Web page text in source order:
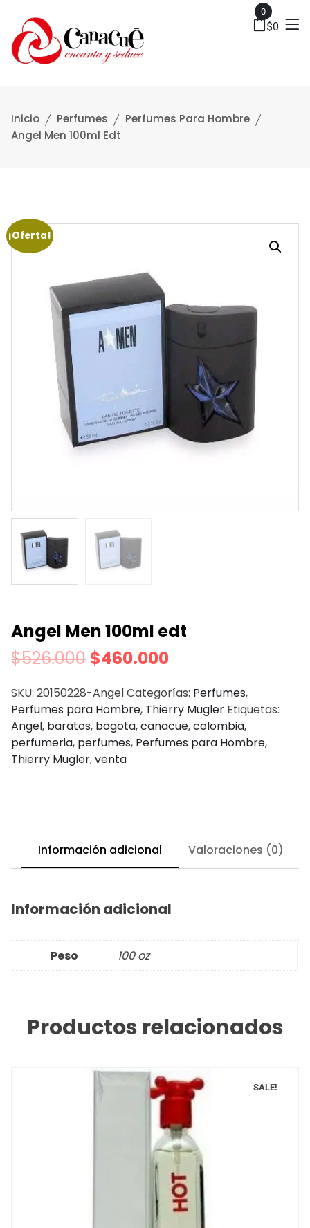
0
$0
Inicio Perfumes
Perfumes Para Hombre
Angel Men 100ml Edt
¡Oferta!
Angel Men 100ml edt
$526.000 $460.000
SKU: 20150228-AngelCategorías: Perfumes,
Perfumes para Hombre, Thierry Mugler Etiquetas:
Angel, baratos, bogota,canacue,colombia,
perfumeria, perfumes, Perfumes para Hombre,
Thierry Mugler,venta
Información adicional Valoraciones (0)
Información adicional
Peso 100 oz
Productos relacionados
SALE!